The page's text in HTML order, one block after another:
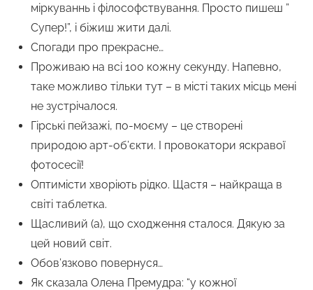
міркуваннь і філософствування. Просто пишеш ”
Супер!”, і біжиш жити далі.
Спогади про прекрасне…
Проживаю на всі 100 кожну секунду. Напевно,
таке можливо тільки тут – в місті таких місць мені
не зустрічалося.
Гірські пейзажі, по-моєму – це створені
природою арт-об’єкти. І провокатори яскравої
фотосесії!
Оптимісти хворіють рідко. Щастя – найкраща в
світі таблетка.
Щасливий (а), що сходження сталося. Дякую за
цей новий світ.
Обов’язково повернуся…
Як сказала Олена Премудра: “у кожної